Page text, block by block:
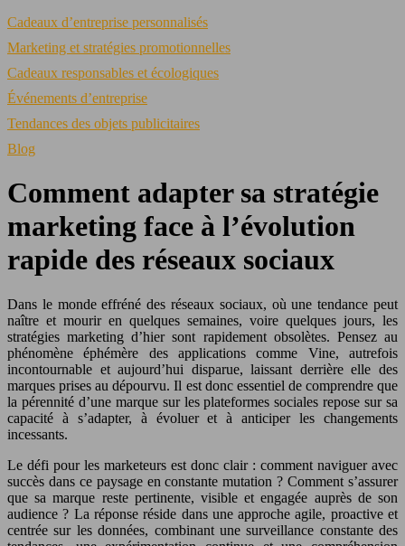
Cadeaux d’entreprise personnalisés
Marketing et stratégies promotionnelles
Cadeaux responsables et écologiques
Événements d’entreprise
Tendances des objets publicitaires
Blog
Comment adapter sa stratégie
marketing face à l’évolution
rapide des réseaux sociaux
Dans le monde effréné des réseaux sociaux, où une tendance peut
naître et mourir en quelques semaines, voire quelques jours, les
stratégies marketing d’hier sont rapidement obsolètes. Pensez au
phénomène éphémère des applications comme Vine, autrefois
incontournable et aujourd’hui disparue, laissant derrière elle des
marques prises au dépourvu. Il est donc essentiel de comprendre que
la pérennité d’une marque sur les plateformes sociales repose sur sa
capacité à s’adapter, à évoluer et à anticiper les changements
incessants.
Le défi pour les marketeurs est donc clair : comment naviguer avec
succès dans ce paysage en constante mutation ? Comment s’assurer
que sa marque reste pertinente, visible et engagée auprès de son
audience ? La réponse réside dans une approche agile, proactive et
centrée sur les données, combinant une surveillance constante des